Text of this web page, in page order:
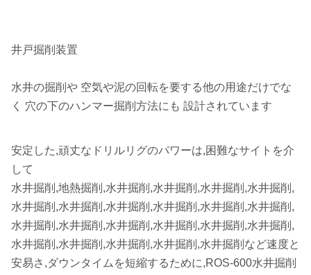
井戸掘削装置
水井の掘削や 空気や泥の回転を要する他の用途だけでな
く 穴の下のハンマー掘削方法にも 設計されています
安定した,頑丈なドリルリグのパワーは,困難なサイトを介
して
水井掘削,地熱掘削,水井掘削,水井掘削,水井掘削,水井掘削,
水井掘削,水井掘削,水井掘削,水井掘削,水井掘削,水井掘削,
水井掘削,水井掘削,水井掘削,水井掘削,水井掘削,水井掘削,
水井掘削,水井掘削,水井掘削,水井掘削,水井掘削など速度と
安易さ,ダウンタイムを短縮するために,ROS-600水井掘削